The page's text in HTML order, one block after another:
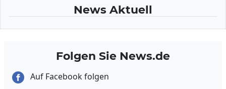
News Aktuell
Folgen Sie News.de
Auf Facebook folgen